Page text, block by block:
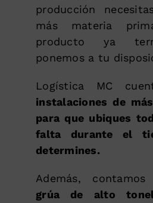
producción
más materia
producto ya
ponemos a tu
Logística MC
instalaciones de
para que ubiques
falta durante el
determines.
Además, contamos
grúa de alto